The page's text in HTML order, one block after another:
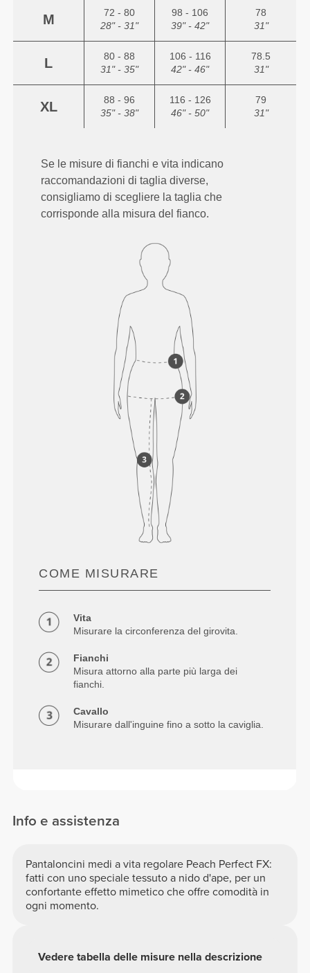
M
72 - 80
28" - 31"
98 - 106
39" - 42"
78
31"
L
80 - 88
31" - 35"
106 - 116
42" - 46"
78.5
31"
XL
88 - 96
35" - 38"
116 - 126
46" - 50"
79
31"
Se le misure di fianchi e vita indicano
raccomandazioni di taglia diverse,
consigliamo di scegliere la taglia che
corrisponde alla misura del fianco.
COME MISURARE
Vita
Misurare la circonferenza del girovita.
Fianchi
Misura attorno alla parte più larga dei
fianchi.
Cavallo
Misurare dall'inguine fino a sotto la caviglia.
Info e assistenza
Pantaloncini medi a vita regolare Peach Perfect FX:
fatti con uno speciale tessuto a nido d'ape, per un
confortante effetto mimetico che offre comodità in
ogni momento.
Vedere tabella delle misure nella descrizione